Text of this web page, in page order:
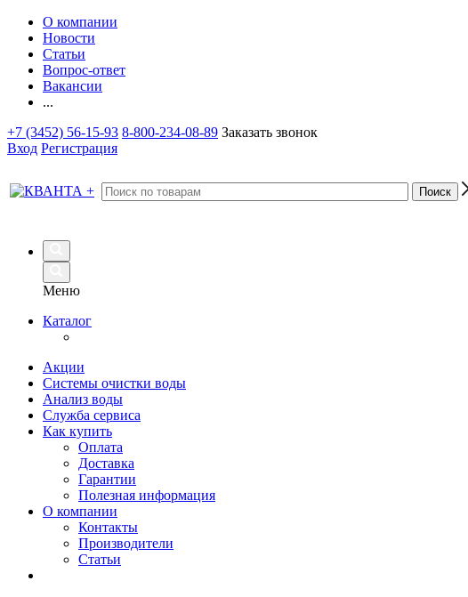
О компании
Новости
Статьи
Вопрос-ответ
Вакансии
...
+7 (3452) 56-15-93 8-800-234-08-89 Заказать звонок
Вход Регистрация
Меню
Каталог
Акции
Системы очистки воды
Анализ воды
Служба сервиса
Как купить
Оплата
Доставка
Гарантии
Полезная информация
О компании
Контакты
Производители
Статьи